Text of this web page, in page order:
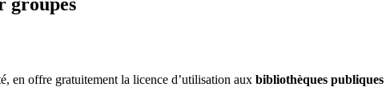
en offre gratuitement la licence d’utilisation aux bibliothèques publiques